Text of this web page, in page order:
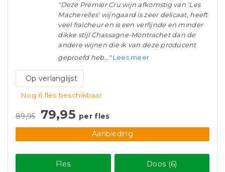
"Deze Premier Cru wijn afkomstig van 'Les
Macherelles' wijngaard is zeer delicaat, heeft
veel fraîcheur en is een verfijnde en minder
dikke stijl Chassagne-Montrachet dan de
andere wijnen die ik van deze producent
geproefd heb..." Lees meer
Op verlanglijst
Nog 6 fles beschikbaar
89,95 79,95 per fles
Aanbieding
Fles Doos (6)